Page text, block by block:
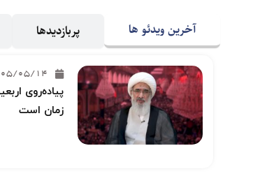
آخرین ویدئو ها پربازدیدها
05/14
پیاده‌روی
زمان است